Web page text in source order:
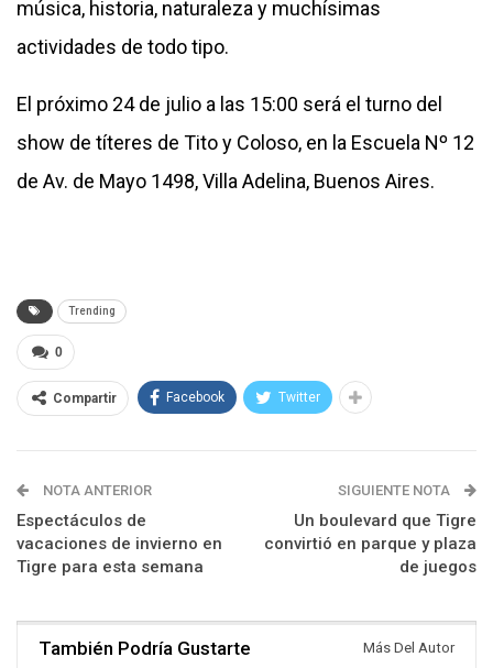
música, historia, naturaleza y muchísimas
actividades de todo tipo.
El próximo 24 de julio a las 15:00 será el turno del
show de títeres de Tito y Coloso, en la Escuela Nº 12
de Av. de Mayo 1498, Villa Adelina, Buenos Aires.
Trending
0
Compartir Facebook Twitter
NOTA ANTERIOR
Espectáculos de
vacaciones de invierno en
Tigre para esta semana
SIGUIENTE NOTA
Un boulevard que Tigre
convirtió en parque y plaza
de juegos
También Podría Gustarte Más Del Autor